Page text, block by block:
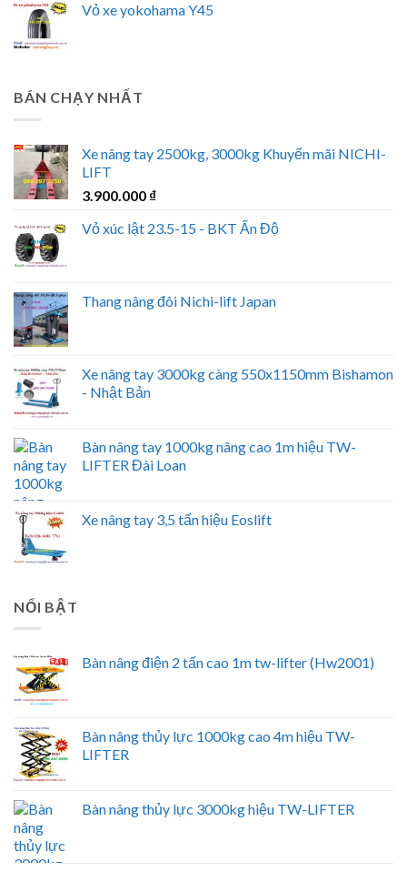
Vỏ xe yokohama Y45
BÁN CHẠY NHẤT
Xe nâng tay 2500kg, 3000kg Khuyến mãi NICHI-
LIFT
3.900.000 ₫
Vỏ xúc lật 23.5-15 - BKT Ấn Độ
Thang nâng đôi Nichi-lift Japan
Xe nâng tay 3000kg càng 550x1150mm Bishamon
- Nhật Bản
Bàn nâng tay 1000kg nâng cao 1m hiệu TW-
LIFTER Đài Loan
Xe nâng tay 3,5 tấn hiệu Eoslift
NỔI BẬT
Bàn nâng điện 2 tấn cao 1m tw-lifter (Hw2001)
Bàn nâng thủy lực 1000kg cao 4m hiệu TW-
LIFTER
Bàn nâng thủy lực 3000kg hiệu TW-LIFTER